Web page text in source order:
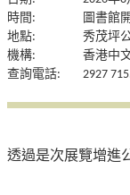
時間:
圖書館
地點:
秀茂坪
機構:
香港中
查詢電話:
2927
透過是次展覽增進